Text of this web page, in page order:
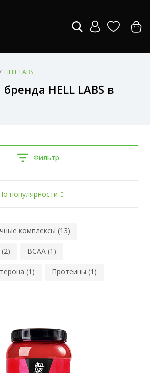
HELL LABS
HELL LABS в
Фильтр
популярности
комплексы (13)
BCAA (1)
(1) Протеины (1)